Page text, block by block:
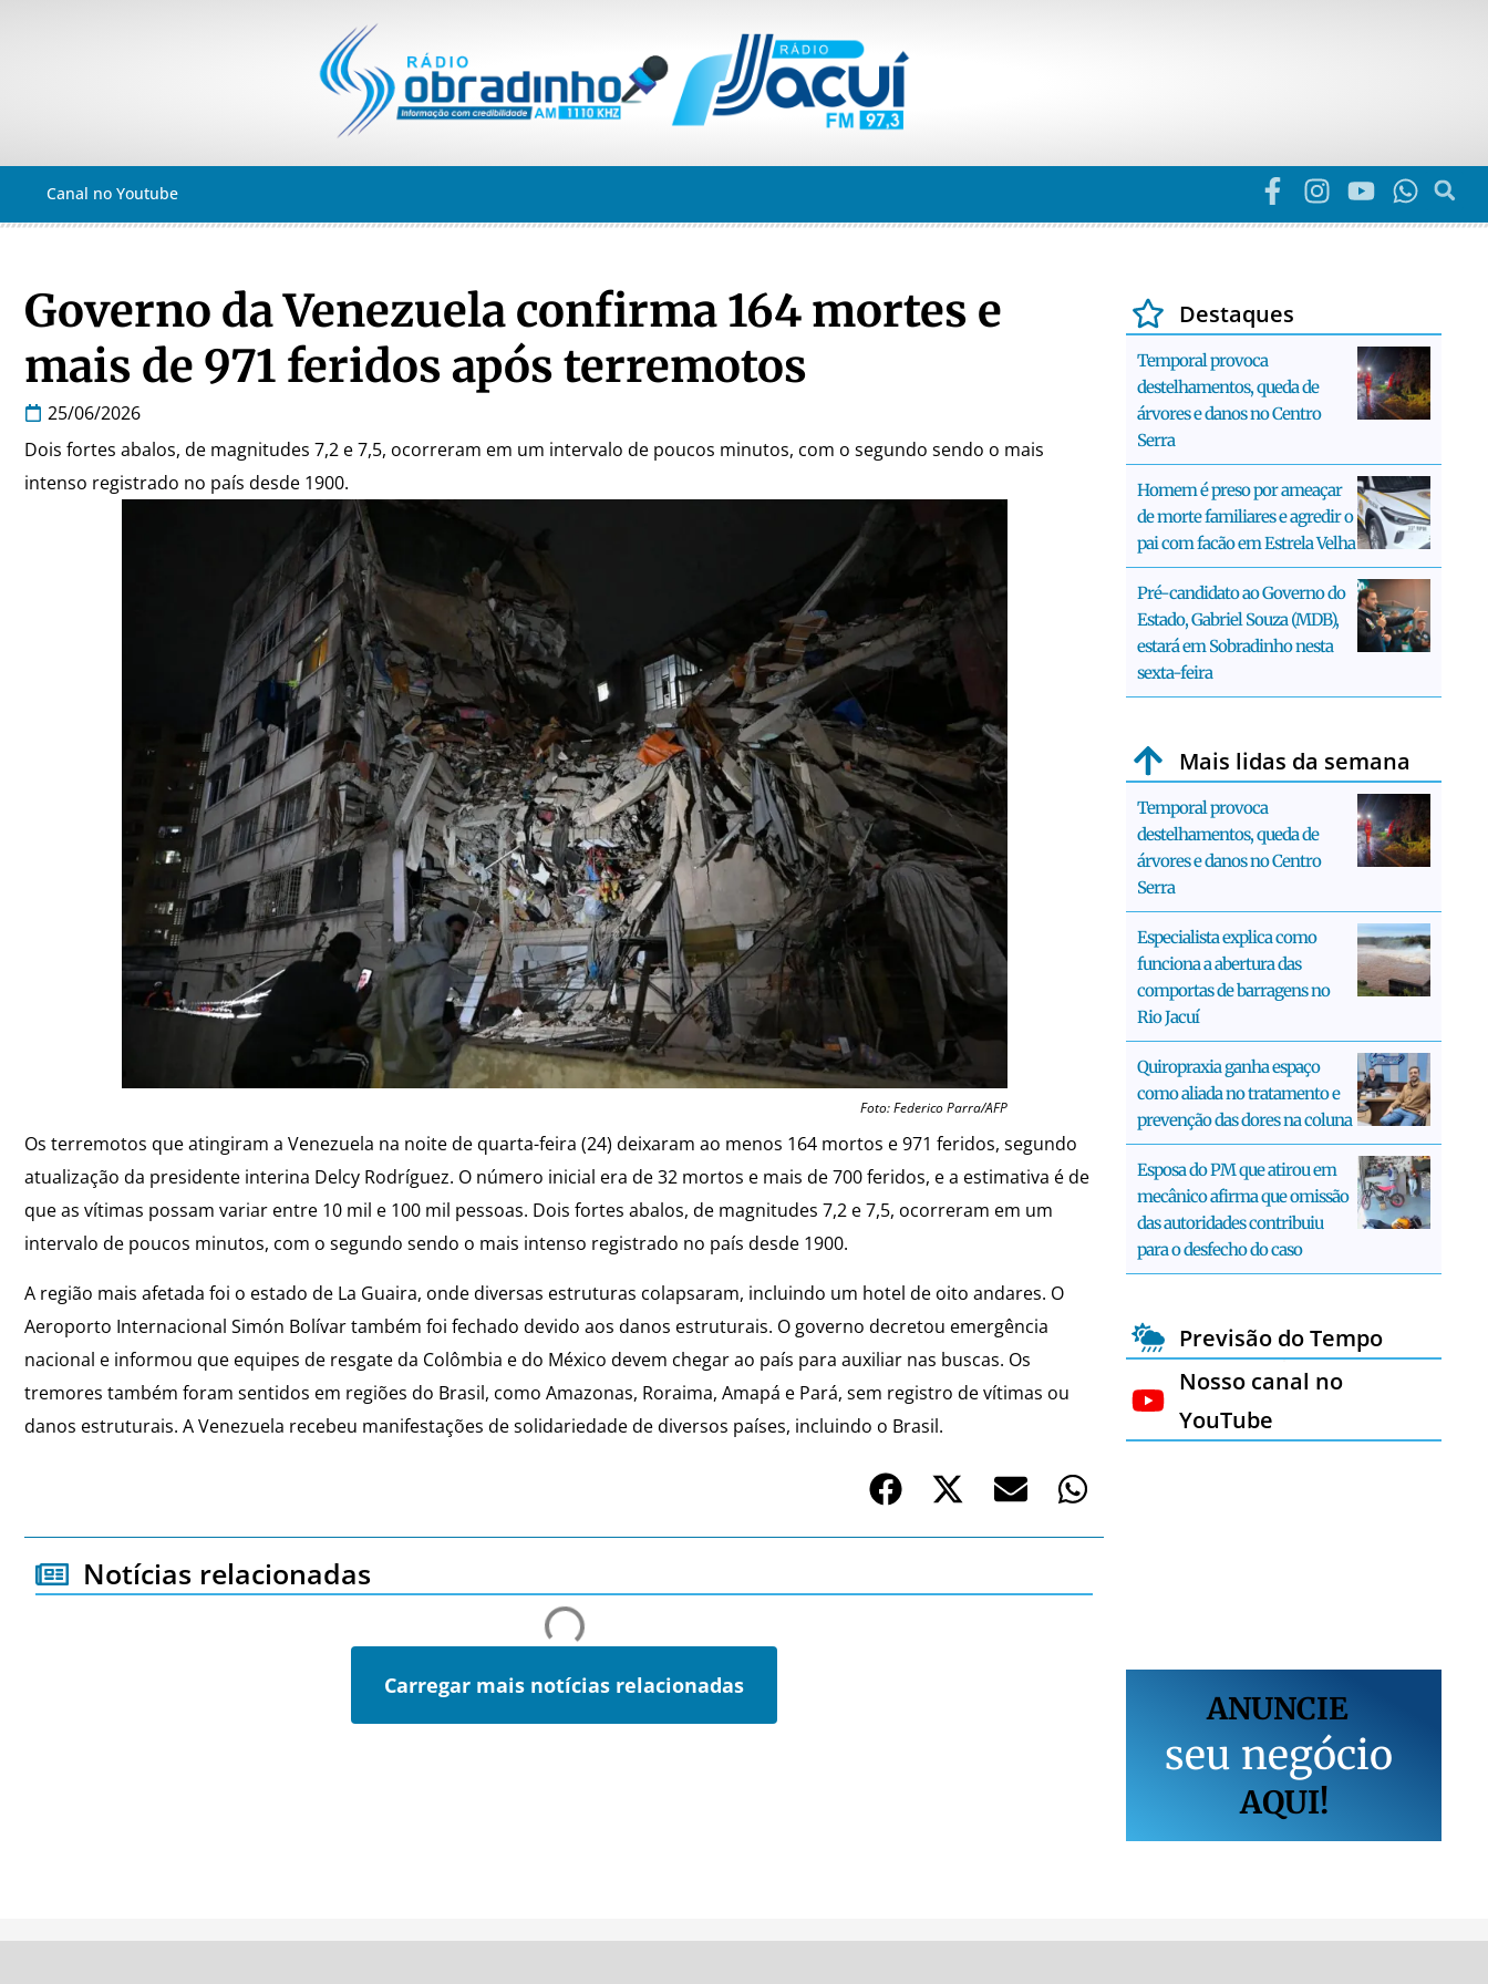
Canal no Youtube
Governo da Venezuela confirma 164 mortes e
mais de 971 feridos após terremotos
25/06/2026
Dois fortes abalos, de magnitudes 7,2 e 7,5, ocorreram em um intervalo de poucos minutos, com o segundo sendo o mais
intenso registrado no país desde 1900.
Foto: Federico Parra/AFP
Os terremotos que atingiram a Venezuela na noite de quarta-feira (24) deixaram ao menos 164 mortos e 971 feridos, segundo
atualização da presidente interina Delcy Rodríguez. O número inicial era de 32 mortos e mais de 700 feridos, e a estimativa é de
que as vítimas possam variar entre 10 mil e 100 mil pessoas. Dois fortes abalos, de magnitudes 7,2 e 7,5, ocorreram em um
intervalo de poucos minutos, com o segundo sendo o mais intenso registrado no país desde 1900.
A região mais afetada foi o estado de La Guaira, onde diversas estruturas colapsaram, incluindo um hotel de oito andares. O
Aeroporto Internacional Simón Bolívar também foi fechado devido aos danos estruturais. O governo decretou emergência
nacional e informou que equipes de resgate da Colômbia e do México devem chegar ao país para auxiliar nas buscas. Os
tremores também foram sentidos em regiões do Brasil, como Amazonas, Roraima, Amapá e Pará, sem registro de vítimas ou
danos estruturais. A Venezuela recebeu manifestações de solidariedade de diversos países, incluindo o Brasil.
Notícias relacionadas
Carregar mais notícias relacionadas
Destaques
Temporal provoca
destelhamentos, queda de
árvores e danos no Centro
Serra
Homem é preso por ameaçar
de morte familiares e agredir o
pai com facão em Estrela Velha
Pré-candidato ao Governo do
Estado, Gabriel Souza (MDB),
estará em Sobradinho nesta
sexta-feira
Mais lidas da semana
Temporal provoca
destelhamentos, queda de
árvores e danos no Centro
Serra
Especialista explica como
funciona a abertura das
comportas de barragens no
Rio Jacuí
Quiropraxia ganha espaço
como aliada no tratamento e
prevenção das dores na coluna
Esposa do PM que atirou em
mecânico afirma que omissão
das autoridades contribuiu
para o desfecho do caso
Previsão do Tempo
Nosso canal no
YouTube
ANUNCIE
seu negócio
AQUI!